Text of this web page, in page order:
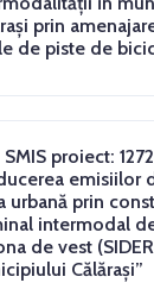
prin
de piste de
proiect:
emisiilor
urbană prin
intermodal
de vest
Călărași”